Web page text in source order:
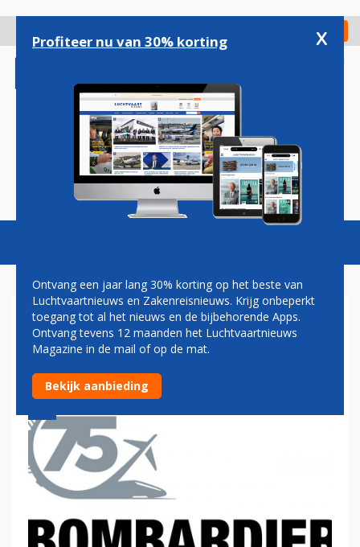
gaan
Check in
Magazine Podcasts Vacatures
'BOMBARDIER OVERWEEGT
AFSTOTEN RUIMTETAK'
Profiteer nu van 30% korting x
Ontvang een jaar lang 30% korting op het beste van
Luchtvaartnieuws en Zakenreisnieuws. Krijg onbeperkt
toegang tot al het nieuws en de bijbehorende Apps.
Ontvang tevens 12 maanden het Luchtvaartnieuws
Magazine in de mail of op de mat.
Bekijk aanbieding